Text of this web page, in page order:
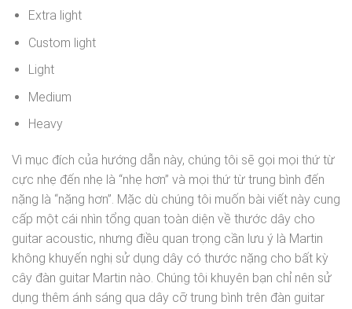
Extra light
Custom light
Light
Medium
Heavy
Vì mục đích của hướng dẫn này, chúng tôi sẽ gọi mọi thứ từ
cực nhẹ đến nhẹ là “nhẹ hơn” và mọi thứ từ trung bình đến
nặng là “nặng hơn”. Mặc dù chúng tôi muốn bài viết này cung
cấp một cái nhìn tổng quan toàn diện về thước dây cho
guitar acoustic, nhưng điều quan trọng cần lưu ý là Martin
không khuyến nghị sử dụng dây có thước nặng cho bất kỳ
cây đàn guitar Martin nào. Chúng tôi khuyên bạn chỉ nên sử
dụng thêm ánh sáng qua dây cỡ trung bình trên đàn guitar